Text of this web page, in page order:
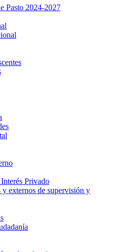
Pasto 2024-2027
Privado
externos de supervisión y